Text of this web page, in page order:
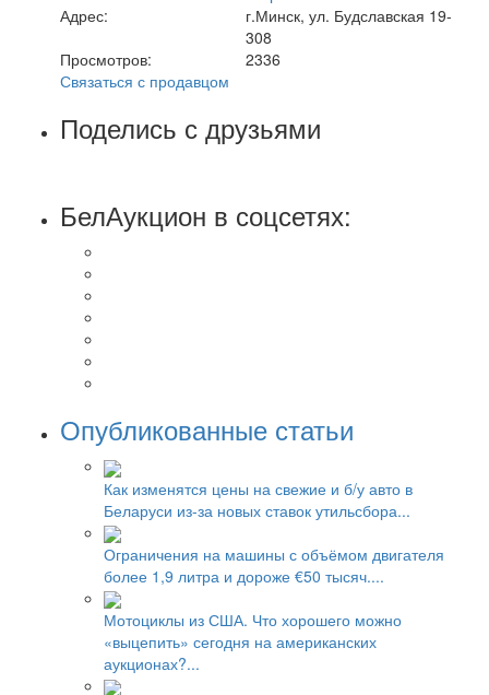
Адрес:
г.Минск, ул. Будславская 19-
308
Просмотров:
2336
Связаться с продавцом
Поделись с друзьями
БелАукцион в соцсетях:
Опубликованные статьи
Как изменятся цены на свежие и б/у авто в
Беларуси из-за новых ставок утильсбора...
Ограничения на машины с объёмом двигателя
более 1,9 литра и дороже €50 тысяч....
Мотоциклы из США. Что хорошего можно
«выцепить» сегодня на американских
аукционах?...